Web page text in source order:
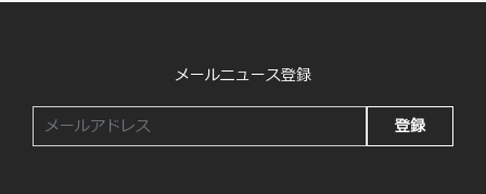
メールニュース登録
登録